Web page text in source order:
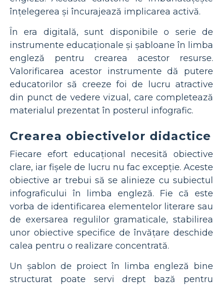
înțelegerea și încurajează implicarea activă.
În era digitală, sunt disponibile o serie de
instrumente educaționale și șabloane în limba
engleză pentru crearea acestor resurse.
Valorificarea acestor instrumente dă putere
educatorilor să creeze foi de lucru atractive
din punct de vedere vizual, care completează
materialul prezentat în posterul infografic.
Crearea obiectivelor didactice
Fiecare efort educațional necesită obiective
clare, iar fișele de lucru nu fac excepție. Aceste
obiective ar trebui să se alinieze cu subiectul
infograficului în limba engleză. Fie că este
vorba de identificarea elementelor literare sau
de exersarea regulilor gramaticale, stabilirea
unor obiective specifice de învățare deschide
calea pentru o realizare concentrată.
Un șablon de proiect în limba engleză bine
structurat poate servi drept bază pentru